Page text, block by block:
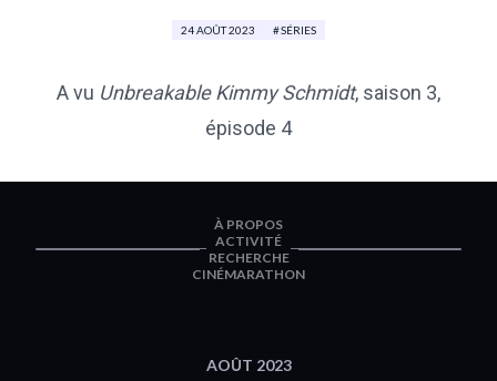
24 AOÛT 2023 SÉRIES
A vu Unbreakable Kimmy Schmidt, saison 3,
épisode 4
À PROPOS
ACTIVITÉ
RECHERCHE
CINÉMARATHON
AOÛT 2023